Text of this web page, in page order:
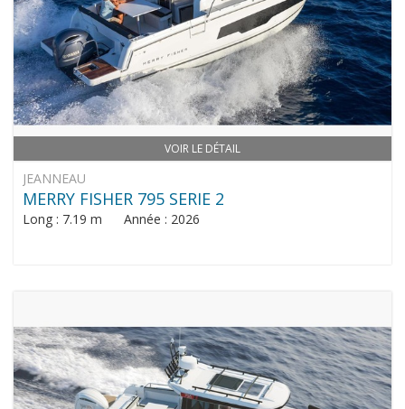
VOIR LE DÉTAIL
JEANNEAU
MERRY FISHER 795 SERIE 2
Long : 7.19 m Année : 2026